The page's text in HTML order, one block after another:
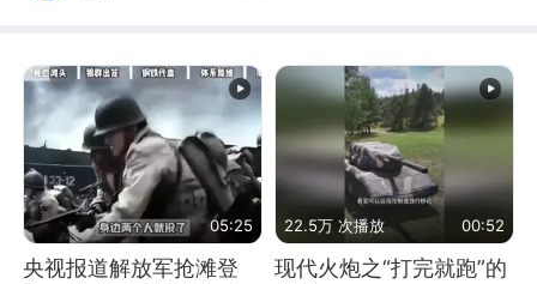
05:25
央视报道解放军抢滩登
22.5万 次播放 00:52
现代火炮之“打完就跑”的